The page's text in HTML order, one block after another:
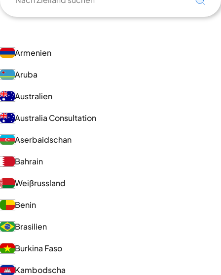
Armenien
Aruba
Australien
Australia Consultation
Aserbaidschan
Bahrain
Weißrussland
Benin
Brasilien
Burkina Faso
Kambodscha